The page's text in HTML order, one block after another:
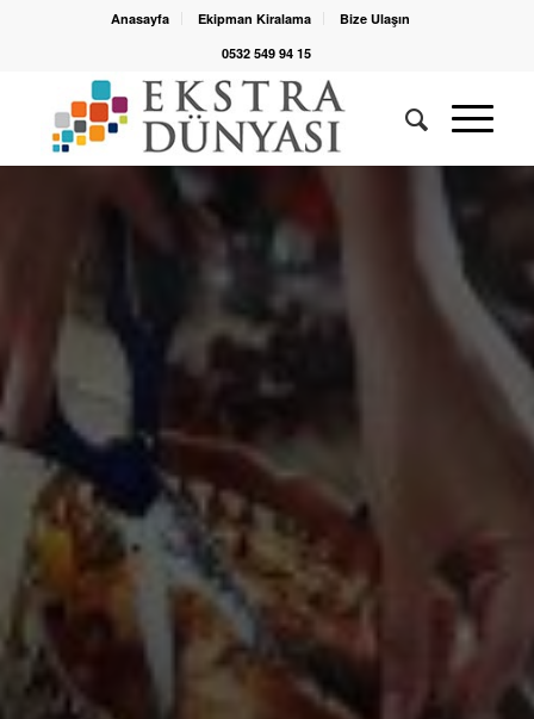
Anasayfa Ekipman Kiralama
Bize Ulaşın
0532 549 94 15